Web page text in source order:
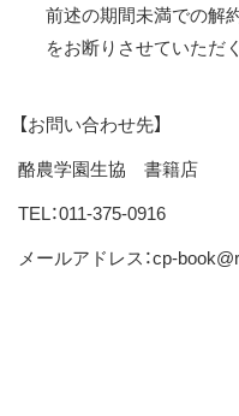
前述の期間未満での解
をお断りさせていただ
【お問い合わせ先】
酪農学園生協 書籍店
TEL：011-375-0916
メールアドレス：cp-